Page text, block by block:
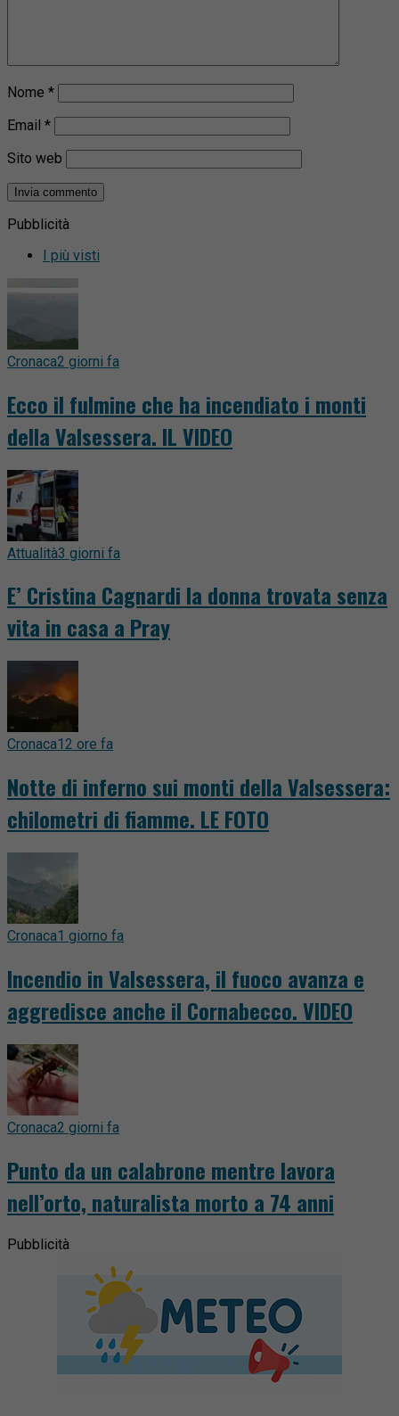
Nome *
Email *
Sito web
Pubblicità
I più visti
Cronaca2 giorni fa
Ecco il fulmine che ha incendiato i monti
della Valsessera. IL VIDEO
Attualità3 giorni fa
E’ Cristina Cagnardi la donna trovata senza
vita in casa a Pray
Cronaca12 ore fa
Notte di inferno sui monti della Valsessera:
chilometri di fiamme. LE FOTO
Cronaca1 giorno fa
Incendio in Valsessera, il fuoco avanza e
aggredisce anche il Cornabecco. VIDEO
Cronaca2 giorni fa
Punto da un calabrone mentre lavora
nell’orto, naturalista morto a 74 anni
Pubblicità